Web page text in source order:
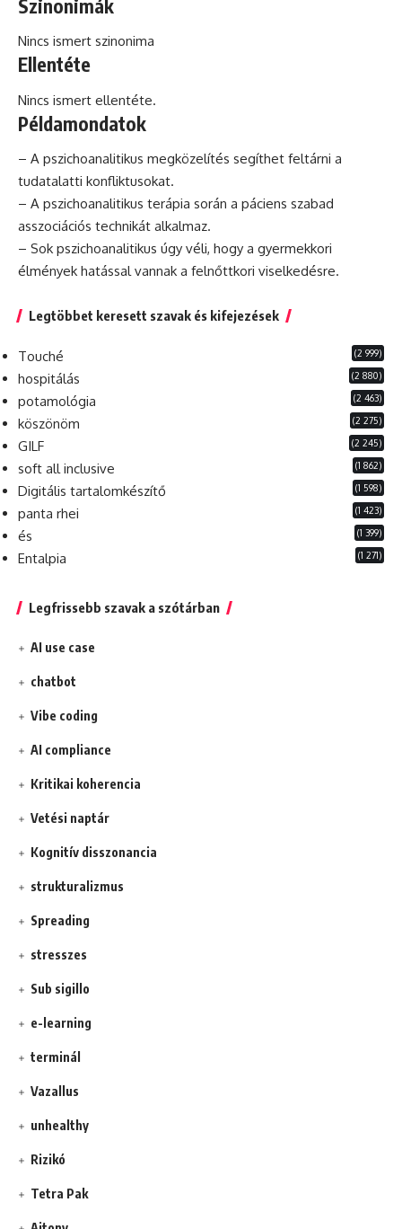
Szinonimák
Nincs ismert szinonima
Ellentéte
Nincs ismert ellentéte.
Példamondatok
– A pszichoanalitikus megközelítés segíthet feltárni a
tudatalatti konfliktusokat.
– A pszichoanalitikus terápia során a páciens szabad
asszociációs technikát alkalmaz.
– Sok pszichoanalitikus úgy véli, hogy a gyermekkori
élmények hatással vannak a felnőttkori viselkedésre.
Legtöbbet keresett szavak és kifejezések
Touché (2 999)
hospitálás (2 880)
potamológia (2 463)
köszönöm (2 275)
GILF (2 245)
soft all inclusive (1 862)
Digitális tartalomkészítő (1 598)
panta rhei (1 423)
és (1 399)
Entalpia (1 271)
Legfrissebb szavak a szótárban
AI use case
chatbot
Vibe coding
AI compliance
Kritikai koherencia
Vetési naptár
Kognitív disszonancia
strukturalizmus
Spreading
stresszes
Sub sigillo
e-learning
terminál
Vazallus
unhealthy
Rizikó
Tetra Pak